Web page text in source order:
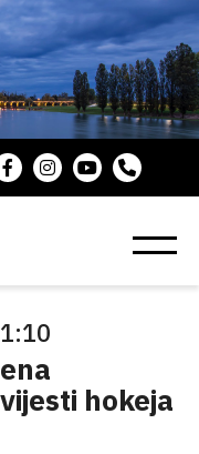
hokeja